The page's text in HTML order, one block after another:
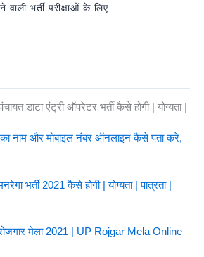
भर्ती परीक्षाओं के लिए…
डाटा एंट्री ऑपरेटर भर्ती कैसे होगी | योग्यता |
का नाम और मोबाइल नंबर ऑनलाइन कैसे पता करे,
भर्ती 2021 कैसे होगी | योग्यता | पात्रता |
मेला 2021 | UP Rojgar Mela Online